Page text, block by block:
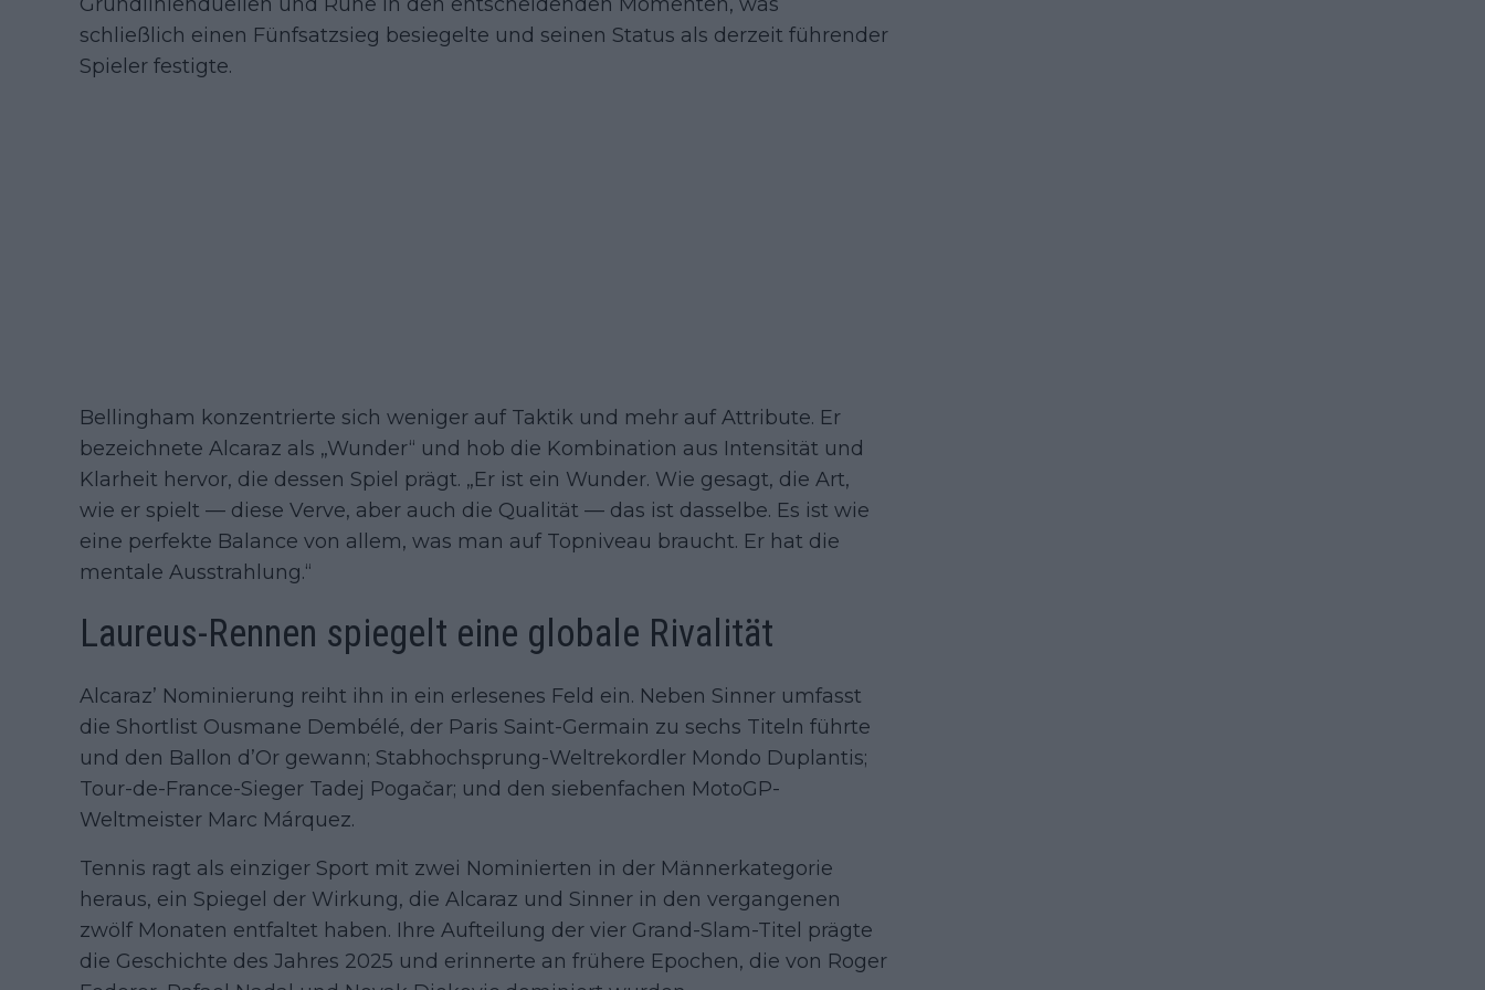
schließlich einen Fünfsatzsieg besiegelte und seinen Status als derzeit führender
Spieler festigte.
Bellingham konzentrierte sich weniger auf Taktik und mehr auf Attribute. Er
bezeichnete Alcaraz als „Wunder“ und hob die Kombination aus Intensität und
Klarheit hervor, die dessen Spiel prägt. „Er ist ein Wunder. Wie gesagt, die Art,
wie er spielt — diese Verve, aber auch die Qualität — das ist dasselbe. Es ist wie
eine perfekte Balance von allem, was man auf Topniveau braucht. Er hat die
mentale Ausstrahlung.“
Laureus-Rennen spiegelt eine globale Rivalität
Alcaraz’ Nominierung reiht ihn in ein erlesenes Feld ein. Neben Sinner umfasst
die Shortlist Ousmane Dembélé, der Paris Saint-Germain zu sechs Titeln führte
und den Ballon d’Or gewann; Stabhochsprung-Weltrekordler Mondo Duplantis;
Tour-de-France-Sieger Tadej Pogačar; und den siebenfachen MotoGP-
Weltmeister Marc Márquez.
Tennis ragt als einziger Sport mit zwei Nominierten in der Männerkategorie
heraus, ein Spiegel der Wirkung, die Alcaraz und Sinner in den vergangenen
zwölf Monaten entfaltet haben. Ihre Aufteilung der vier Grand-Slam-Titel prägte
die Geschichte des Jahres 2025 und erinnerte an frühere Epochen, die von Roger